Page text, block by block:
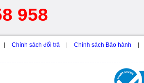
958
Chính sách đổi trả Chính sách Bảo hành